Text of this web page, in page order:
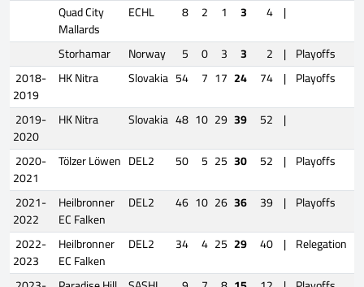
Quad City
Mallards
ECHL 8 2 1 3 4 |
Storhamar
Norway 5 0 3 3 2 | Playoffs
2018-
2019
HK Nitra Slovakia 54 7 17 24 74 | Playoffs
2019-
2020
HK Nitra Slovakia 48 10 29 39 52 |
2020-
2021
Tölzer Löwen DEL2 50 5 25 30 52 | Playoffs
2021-
2022
Heilbronner
EC Falken
DEL2 46 10 26 36 39 | Playoffs
2022-
2023
Heilbronner
EC Falken
DEL2 34 4 25 29 40 | Relegation